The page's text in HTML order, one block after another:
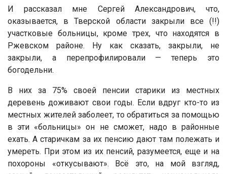
И рассказал мне Сергей Александрович, что,
оказывается, в Тверской области закрыли все (!!)
участковые больницы, кроме трех, что находятся в
Ржевском районе. Ну как сказать, закрыли, не
закрыли, а перепрофилировали — теперь это
богодельни.
В них за 75% своей пенсии старики из местных
деревень доживают свои годы. Если вдруг кто-то из
местных жителей заболеет, то обратиться за помощью
в эти «больницы» он не сможет, надо в районные
ехать. А старичкам за их пенсию дают там полежать и
умереть. При этом из их пенсий, разумеется, еще и на
похороны «откусывают». Всё это, на мой взгляд,